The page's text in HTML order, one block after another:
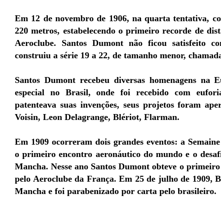
Em 12 de novembro de 1906, na quarta tentativa,
220 metros, estabelecendo o primeiro recorde de
Aeroclube. Santos Dumont não ficou satisfeito
construiu a série 19 a 22, de tamanho menor,
Santos Dumont recebeu diversas homenagens na
especial no Brasil, onde foi recebido com
patenteava suas invenções, seus projetos foram
Voisin, Leon Delagrange, Blériot, Flarman.
Em 1909 ocorreram dois grandes eventos: a
o primeiro encontro aeronáutico do mundo e o
Mancha. Nesse ano Santos Dumont obteve o
pelo Aeroclube da França. Em 25 de julho de 1909,
Mancha e foi parabenizado por carta pelo brasileiro.